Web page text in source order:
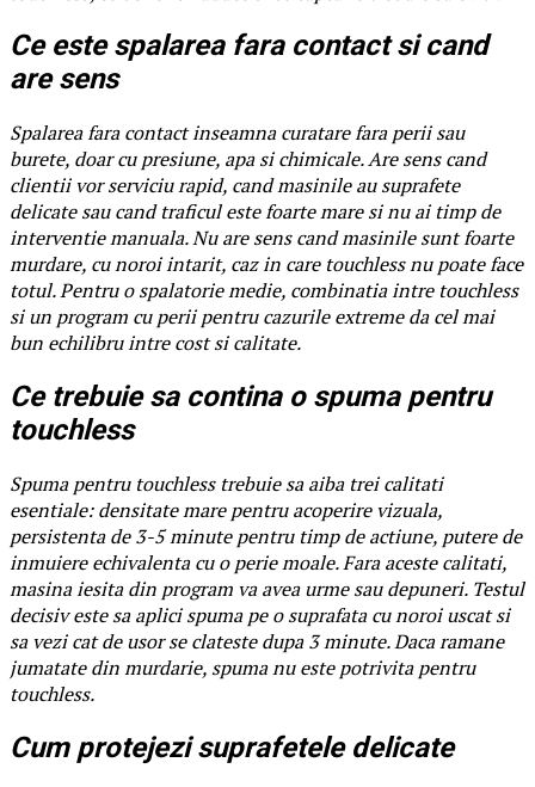
Ce este spalarea fara contact si cand
are sens
Spalarea fara contact inseamna curatare fara perii sau
burete, doar cu presiune, apa si chimicale. Are sens cand
clientii vor serviciu rapid, cand masinile au suprafete
delicate sau cand traficul este foarte mare si nu ai timp de
interventie manuala. Nu are sens cand masinile sunt foarte
murdare, cu noroi intarit, caz in care touchless nu poate face
totul. Pentru o spalatorie medie, combinatia intre touchless
si un program cu perii pentru cazurile extreme da cel mai
bun echilibru intre cost si calitate.
Ce trebuie sa contina o spuma pentru
touchless
Spuma pentru touchless trebuie sa aiba trei calitati
esentiale: densitate mare pentru acoperire vizuala,
persistenta de 3-5 minute pentru timp de actiune, putere de
inmuiere echivalenta cu o perie moale. Fara aceste calitati,
masina iesita din program va avea urme sau depuneri. Testul
decisiv este sa aplici spuma pe o suprafata cu noroi uscat si
sa vezi cat de usor se clateste dupa 3 minute. Daca ramane
jumatate din murdarie, spuma nu este potrivita pentru
touchless.
Cum protejezi suprafetele delicate